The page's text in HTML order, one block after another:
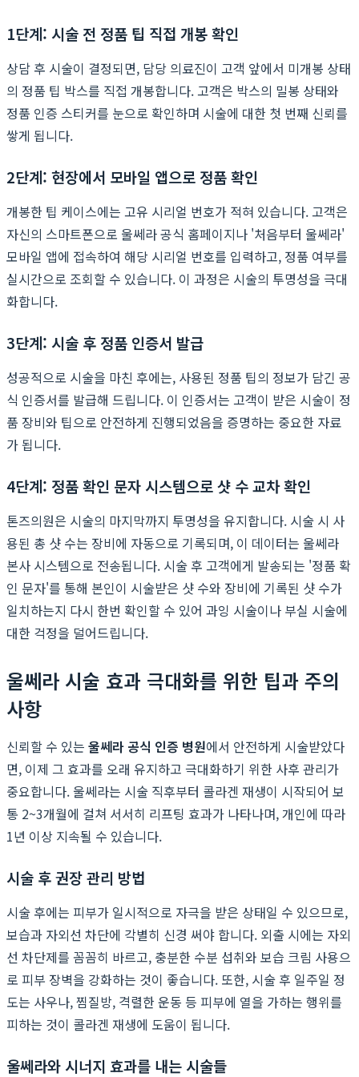
1단계: 시술 전 정품 팁 직접 개봉 확인
상담 후 시술이 결정되면, 담당 의료진이 고객 앞에서 미개봉 상태
의 정품 팁 박스를 직접 개봉합니다. 고객은 박스의 밀봉 상태와
정품 인증 스티커를 눈으로 확인하며 시술에 대한 첫 번째 신뢰를
쌓게 됩니다.
2단계: 현장에서 모바일 앱으로 정품 확인
개봉한 팁 케이스에는 고유 시리얼 번호가 적혀 있습니다. 고객은
자신의 스마트폰으로 울쎄라 공식 홈페이지나 '처음부터 울쎄라'
모바일 앱에 접속하여 해당 시리얼 번호를 입력하고, 정품 여부를
실시간으로 조회할 수 있습니다. 이 과정은 시술의 투명성을 극대
화합니다.
3단계: 시술 후 정품 인증서 발급
성공적으로 시술을 마친 후에는, 사용된 정품 팁의 정보가 담긴 공
식 인증서를 발급해 드립니다. 이 인증서는 고객이 받은 시술이 정
품 장비와 팁으로 안전하게 진행되었음을 증명하는 중요한 자료
가 됩니다.
4단계: 정품 확인 문자 시스템으로 샷 수 교차 확인
톤즈의원은 시술의 마지막까지 투명성을 유지합니다. 시술 시 사
용된 총 샷 수는 장비에 자동으로 기록되며, 이 데이터는 울쎄라
본사 시스템으로 전송됩니다. 시술 후 고객에게 발송되는 '정품 확
인 문자'를 통해 본인이 시술받은 샷 수와 장비에 기록된 샷 수가
일치하는지 다시 한번 확인할 수 있어 과잉 시술이나 부실 시술에
대한 걱정을 덜어드립니다.
울쎄라 시술 효과 극대화를 위한 팁과 주의
사항
신뢰할 수 있는 울쎄라 공식 인증 병원에서 안전하게 시술받았다
면, 이제 그 효과를 오래 유지하고 극대화하기 위한 사후 관리가
중요합니다. 울쎄라는 시술 직후부터 콜라겐 재생이 시작되어 보
통 2~3개월에 걸쳐 서서히 리프팅 효과가 나타나며, 개인에 따라
1년 이상 지속될 수 있습니다.
시술 후 권장 관리 방법
시술 후에는 피부가 일시적으로 자극을 받은 상태일 수 있으므로,
보습과 자외선 차단에 각별히 신경 써야 합니다. 외출 시에는 자외
선 차단제를 꼼꼼히 바르고, 충분한 수분 섭취와 보습 크림 사용으
로 피부 장벽을 강화하는 것이 좋습니다. 또한, 시술 후 일주일 정
도는 사우나, 찜질방, 격렬한 운동 등 피부에 열을 가하는 행위를
피하는 것이 콜라겐 재생에 도움이 됩니다.
울쎄라와 시너지 효과를 내는 시술들